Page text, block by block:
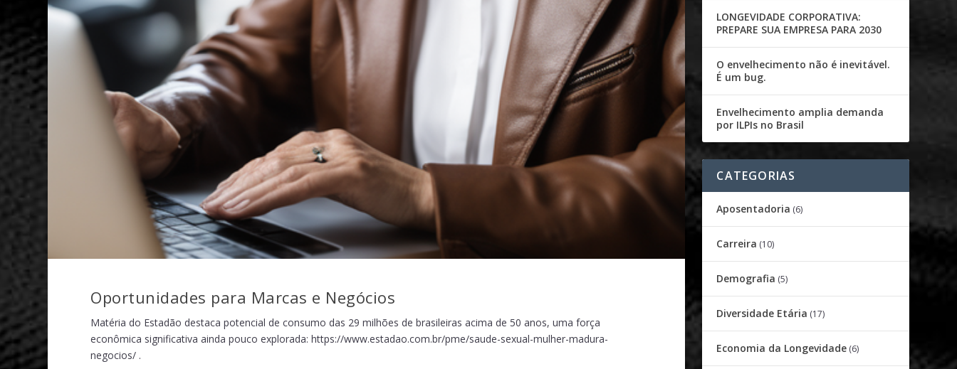
Oportunidades para Marcas e Negócios
Matéria do Estadão destaca potencial de consumo das 29 milhões de brasileiras acima de 50 anos, uma força
econômica significativa ainda pouco explorada:https://www.estadao.com.br/pme/saude-sexual-mulher-madura-
negocios/ .
LONGEVIDADE CORPORATIVA:
PREPARE SUA EMPRESA PARA 2030
O envelhecimento não é inevitável.
É um bug.
Envelhecimento amplia demanda
por ILPIs no Brasil
CATEGORIAS
Aposentadoria (6)
Carreira (10)
Demografia (5)
Diversidade Etária (17)
Economia da Longevidade (6)